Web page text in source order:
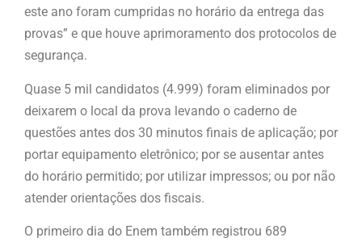
este ano foram cumpridas no horário da entrega das
provas” e que houve aprimoramento dos protocolos de
segurança.
Quase 5 mil candidatos (4.999) foram eliminados por
deixarem o local da prova levando o caderno de
questões antes dos 30 minutos finais de aplicação; por
portar equipamento eletrônico; por se ausentar antes
do horário permitido; por utilizar impressos; ou por não
atender orientações dos fiscais.
O primeiro dia do Enem também registrou 689